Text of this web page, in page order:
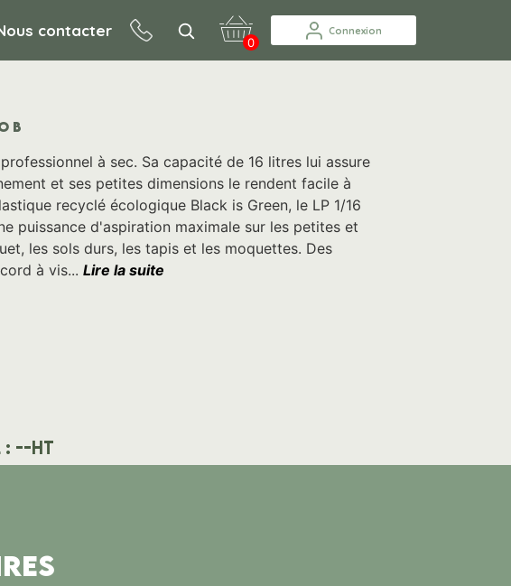
contacter
0
Connexion
B
à sec. Sa capacité de 16 litres lui assure
et ses petites dimensions le rendent facile à
recyclé écologique Black is Green, le LP 1/16
puissance d'aspiration maximale sur les petites et
les sols durs, les tapis et les moquettes. Des
à vis... Lire la suite
: --HT